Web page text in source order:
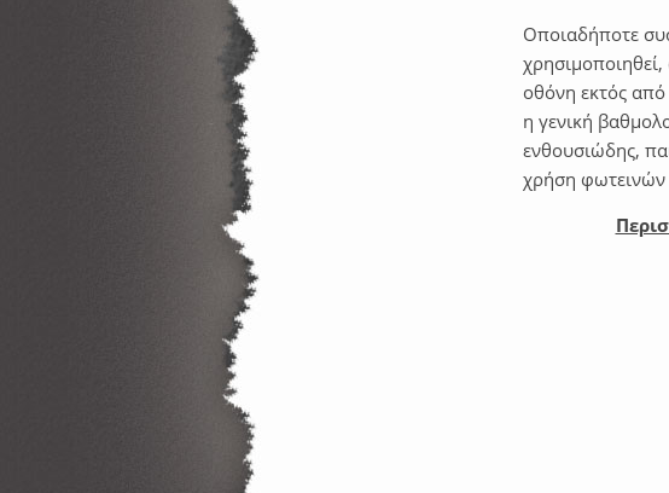
Οποιαδήποτε
οθόνη εκτός από
η γενική
ενθουσιώδης,
χρήση φωτεινών